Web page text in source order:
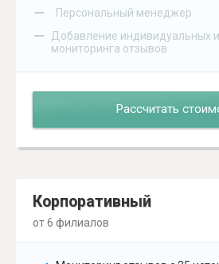
– Персональный менеджер
–
Добавление индивидуальных
мониторинга отзывов
Рассчитать
Корпоративный
от 6 филиалов